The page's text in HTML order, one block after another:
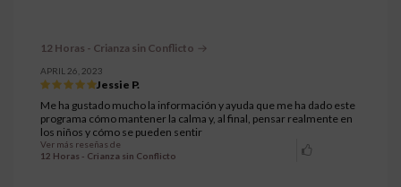
12 Horas - Crianza sin Conflicto
APRIL 26, 2023
Jessie P.
Me ha gustado mucho la información y ayuda que me ha dado este
programa cómo mantener la calma y, al final, pensar realmente en
los niños y cómo se pueden sentir
Ver más reseñas de
12 Horas - Crianza sin Conflicto